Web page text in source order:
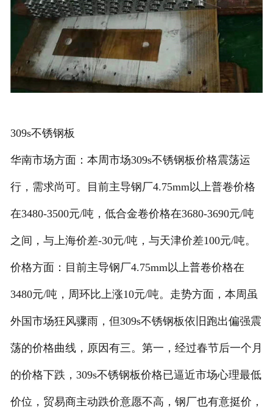
309s不锈钢板
华南市场方面：本周市场309s不锈钢板价格震荡运
行，需求尚可。目前主导钢厂4.75mm以上普卷价格
在3480-3500元/吨，低合金卷价格在3680-3690元/吨
之间，与上海价差-30元/吨，与天津价差100元/吨。
价格方面：目前主导钢厂4.75mm以上普卷价格在
3480元/吨，周环比上涨10元/吨。走势方面，本周虽
外国市场狂风骤雨，但309s不锈钢板依旧跑出偏强震
荡的价格曲线，原因有三。第一，经过春节后一个月
的价格下跌，309s不锈钢板价格已逼近市场心理最低
价位，贸易商主动跌价意愿不高，钢厂也有意挺价，